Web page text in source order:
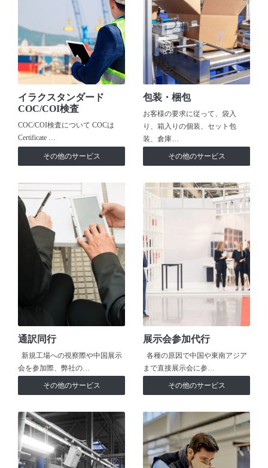
イラクスタンダード
COC/COI検査
COC/COI検査について COCは
Certificate …
その他のサービス
包装・梱包
お客様の要求に従って、袋入
り、箱入りの個装、セット包
装、倉庫…
その他のサービス
通訳同行
新規工場への視察際や中国展示
会を参加際、弊社の…
その他のサービス
展示会参加代行
各種の原因で中国や東南アジア
まで直接展示会に参…
その他のサービス